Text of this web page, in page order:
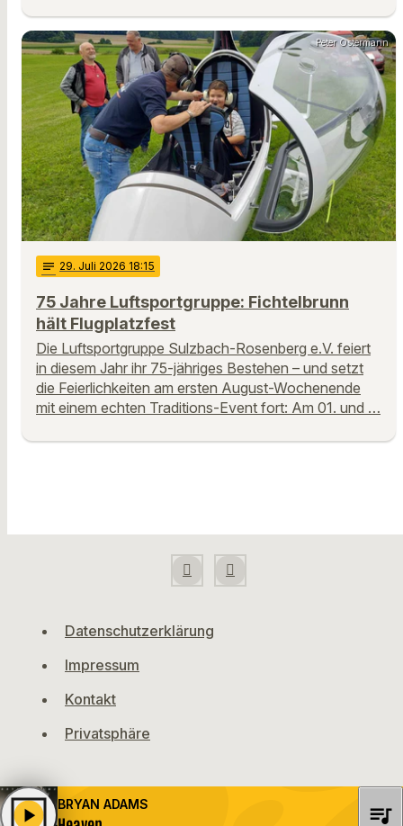
Peter Ostermann
notes 29. Juli 2026 18:15
75 Jahre Luftsportgruppe: Fichtelbrunn
hält Flugplatzfest
Die Luftsportgruppe Sulzbach-Rosenberg e.V. feiert
in diesem Jahr ihr 75-jähriges Bestehen – und setzt
die Feierlichkeiten am ersten August-Wochenende
mit einem echten Traditions-Event fort: Am 01. und …
Datenschutzerklärung
Impressum
Kontakt
Privatsphäre
BRYAN ADAMS
play_arrow queue_music